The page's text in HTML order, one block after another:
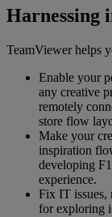
Harnessing
TeamViewer helps
Enable your
any creative
remotely
store flow
Make your
inspiration
developing
experience.
Fix IT issues,
for exploring